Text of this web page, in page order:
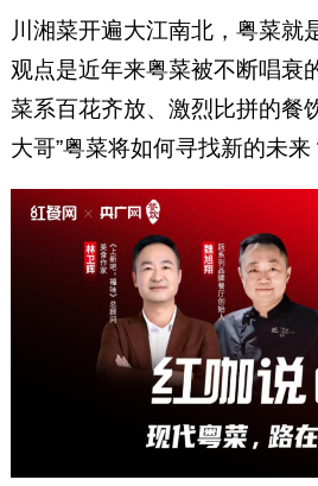
川湘菜开遍大江南北，粤菜就
观点是近年来粤菜被不断唱衰
菜系百花齐放、激烈比拼的餐
大哥”粤菜将如何寻找新的未来